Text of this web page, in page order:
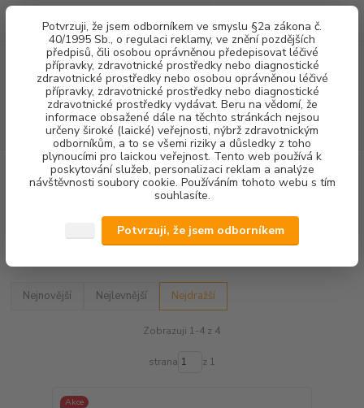
Potvrzuji, že jsem odborníkem ve smyslu §2a zákona č.
40/1995 Sb., o regulaci reklamy, ve znění pozdějších
předpisů, čili osobou oprávněnou předepisovat léčivé
přípravky, zdravotnické prostředky nebo diagnostické
zdravotnické prostředky nebo osobou oprávněnou léčivé
přípravky, zdravotnické prostředky nebo diagnostické
zdravotnické prostředky vydávat. Beru na vědomí, že
informace obsažené dále na těchto stránkách nejsou
určeny široké (laické) veřejnosti, nýbrž zdravotnickým
odborníkům, a to se všemi riziky a důsledky z toho
plynoucími pro laickou veřejnost. Tento web používá k
poskytování služeb, personalizaci reklam a analýze
návštěvnosti soubory cookie. Používáním tohoto webu s tím
souhlasíte.
Potvrzuji, že jsem odborníkem
Menu
CZK
Hledat
(Po-Pá, 8-16 hod.)
za0,00 Kč
VYBAVENÍ ORDINACE OSVĚTLENÍ
Upřesnit parametry
Nejnovější Nejlevnější Nejdražší
Zobrazuji 1-4 z 4
strana z 1
Akce